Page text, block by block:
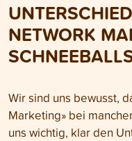
NETWORK
Wir sind uns bewusst,
Marketing» bei
uns wichtig, klar den